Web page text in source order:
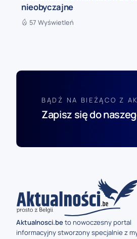
nieobyczajne
57 Wyświetleń
BĄDŹ NA BIEŻĄCO Z
Zapisz się do
Aktualnosci.beto nowoczesny portal
informacyjny stworzony specjalnie z